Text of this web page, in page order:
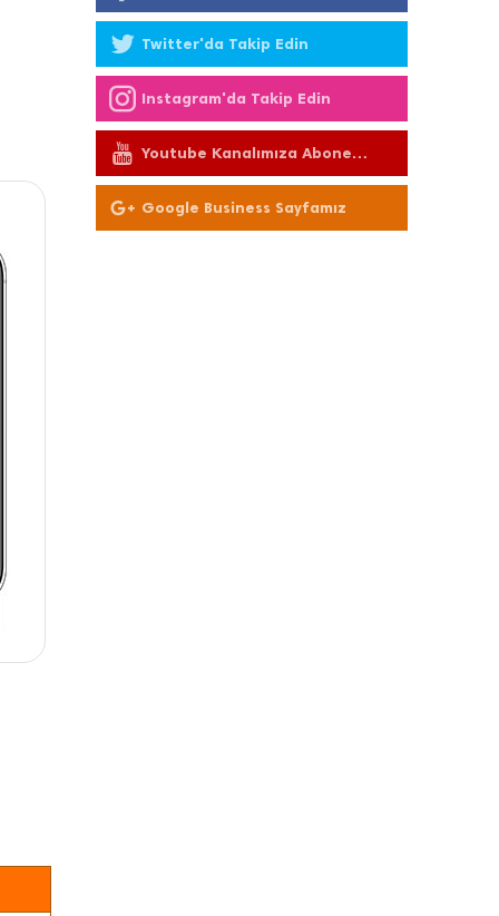
Twitter'da Takip Edin
Instagram'da Takip Edin
Youtube Kanalımıza Abone
Olun
Google Business Sayfamız